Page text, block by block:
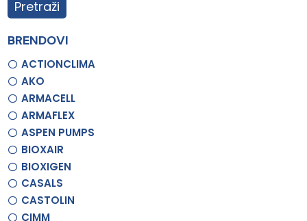
Pretraži
BRENDOVI
ACTIONCLIMA
AKO
ARMACELL
ARMAFLEX
ASPEN PUMPS
BIOXAIR
BIOXIGEN
CASALS
CASTOLIN
CIMM